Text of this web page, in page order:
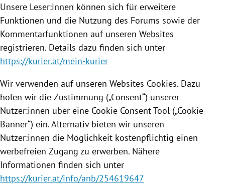
Unsere Leser:innen können sich für erweitere
Funktionen und die Nutzung des Forums sowie der
Kommentarfunktionen auf unseren Websites
registrieren. Details dazu finden sich unter
https://kurier.at/mein-kurier
Wir verwenden auf unseren Websites Cookies. Dazu
holen wir die Zustimmung („Consent“) unserer
Nutzer:innen über eine Cookie Consent Tool („Cookie-
Banner“) ein. Alternativ bieten wir unseren
Nutzer:innen die Möglichkeit kostenpflichtig einen
werbefreien Zugang zu erwerben. Nähere
Informationen finden sich unter
https://kurier.at/info/anb/254619647